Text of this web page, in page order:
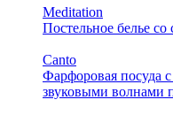
Meditation
Постельное белье
Canto
Фарфоровая посуда
звуковыми волнами